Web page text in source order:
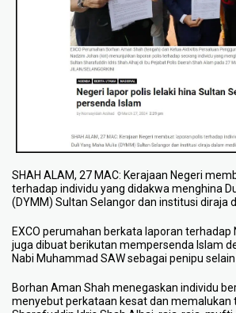
SHAH ALAM, 27 MAC: Kerajaan Negeri
terhadap individu yang didakwa menghina
(DYMM) Sultan Selangor dan institusi diraja
EXCO perumahan berkata laporan terhadap
juga dibuat berikutan mempersenda Islam
Nabi Muhammad SAW sebagai penipu
Borhan Aman Shah menegaskan individu
menyebut perkataan kesat dan memalukan